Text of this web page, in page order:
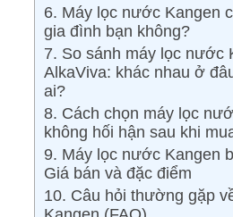
6. Máy lọc nước Kangen
gia đình bạn không?
7. So sánh máy lọc nước
AlkaViva: khác nhau ở
ai?
8. Cách chọn máy lọc
không hối hận sau khi
9. Máy lọc nước Kangen
Giá bán và đặc điểm
10. Câu hỏi thường gặp